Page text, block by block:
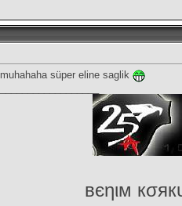
muhahaha süper eline saglik
вєηιм